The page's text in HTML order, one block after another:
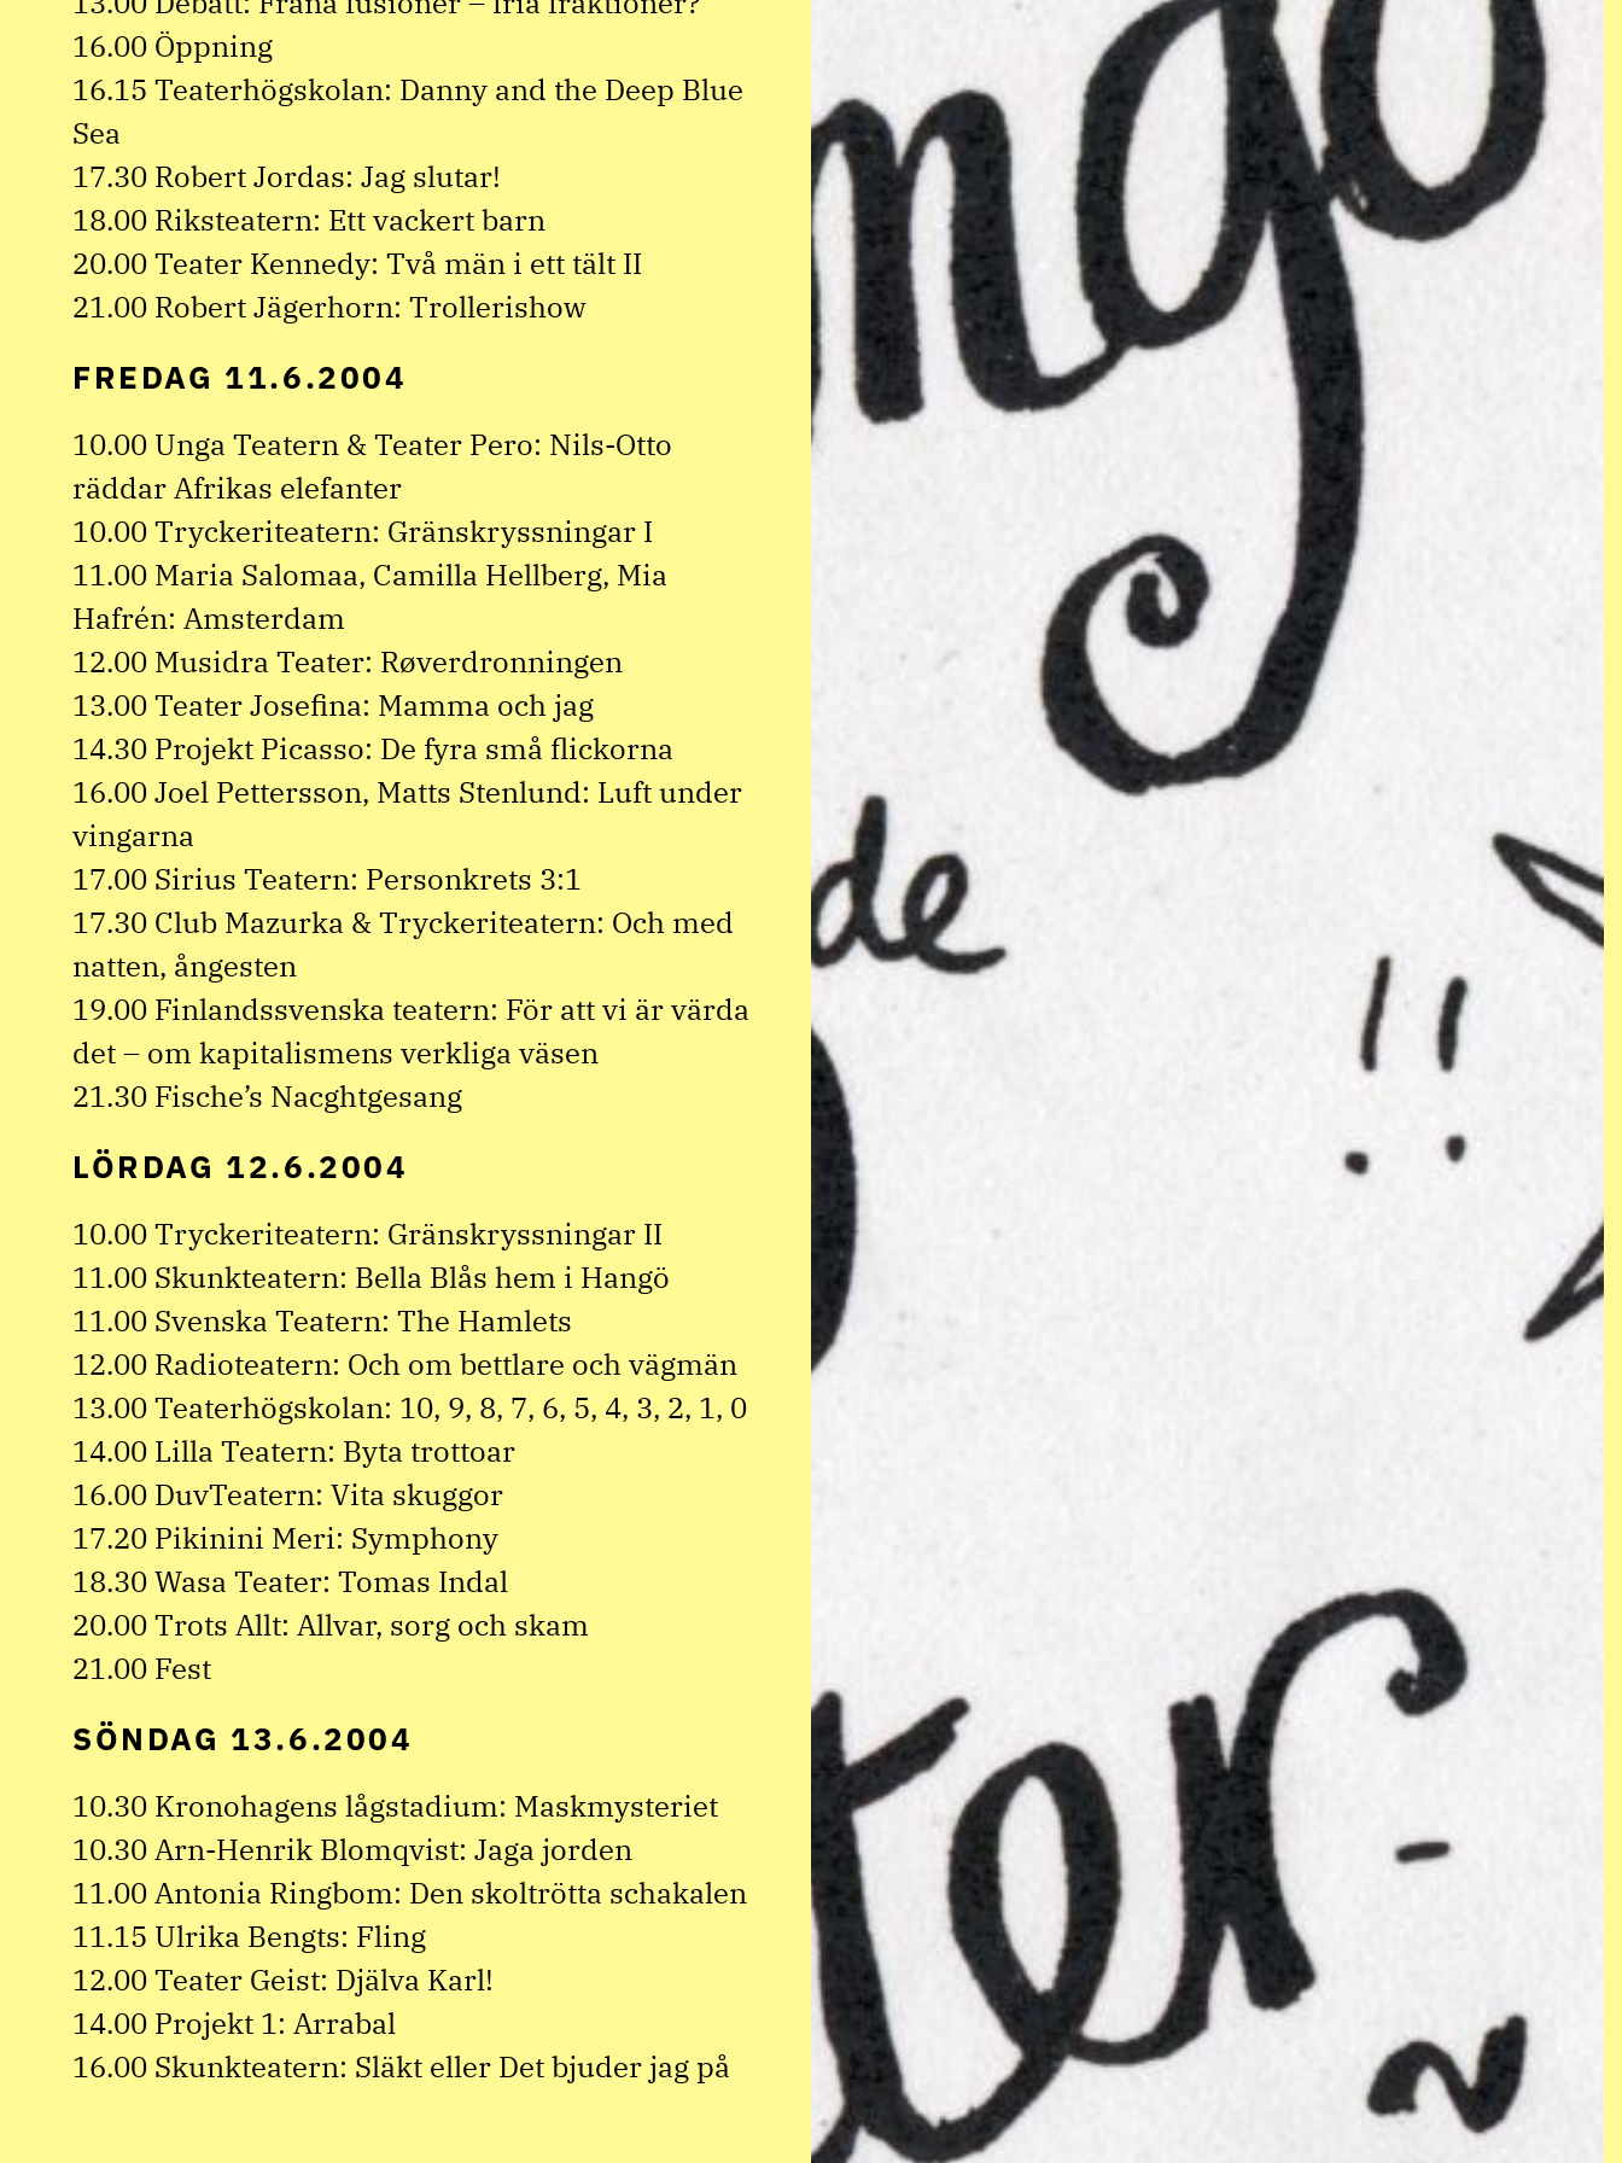
16.00 Öppning
16.15 Teaterhögskolan: Danny and the Deep Blue
Sea
17.30 Robert Jordas: Jag slutar!
18.00 Riksteatern: Ett vackert barn
20.00 Teater Kennedy: Två män i ett tält II
21.00 Robert Jägerhorn: Trollerishow
FREDAG 11.6.2004
10.00 Unga Teatern & Teater Pero: Nils-Otto
räddar Afrikas elefanter
10.00 Tryckeriteatern: Gränskryssningar I
11.00 Maria Salomaa, Camilla Hellberg, Mia
Hafrén: Amsterdam
12.00 Musidra Teater: Røverdronningen
13.00 Teater Josefina: Mamma och jag
14.30 Projekt Picasso: De fyra små flickorna
16.00 Joel Pettersson, Matts Stenlund: Luft under
vingarna
17.00 Sirius Teatern: Personkrets 3:1
17.30 Club Mazurka & Tryckeriteatern: Och med
natten, ångesten
19.00 Finlandssvenska teatern: För att vi är värda
det – om kapitalismens verkliga väsen
21.30 Fische’s Nacghtgesang
LÖRDAG 12.6.2004
10.00 Tryckeriteatern: Gränskryssningar II
11.00 Skunkteatern: Bella Blås hem i Hangö
11.00 Svenska Teatern: The Hamlets
12.00 Radioteatern: Och om bettlare och vägmän
13.00 Teaterhögskolan: 10, 9, 8, 7, 6, 5, 4, 3, 2, 1, 0
14.00 Lilla Teatern: Byta trottoar
16.00 DuvTeatern: Vita skuggor
17.20 Pikinini Meri: Symphony
18.30 Wasa Teater: Tomas Indal
20.00 Trots Allt: Allvar, sorg och skam
21.00 Fest
SÖNDAG 13.6.2004
10.30 Kronohagens lågstadium: Maskmysteriet
10.30 Arn-Henrik Blomqvist: Jaga jorden
11.00 Antonia Ringbom: Den skoltrötta schakalen
11.15 Ulrika Bengts: Fling
12.00 Teater Geist: Djälva Karl!
14.00 Projekt 1: Arrabal
16.00 Skunkteatern: Släkt eller Det bjuder jag på